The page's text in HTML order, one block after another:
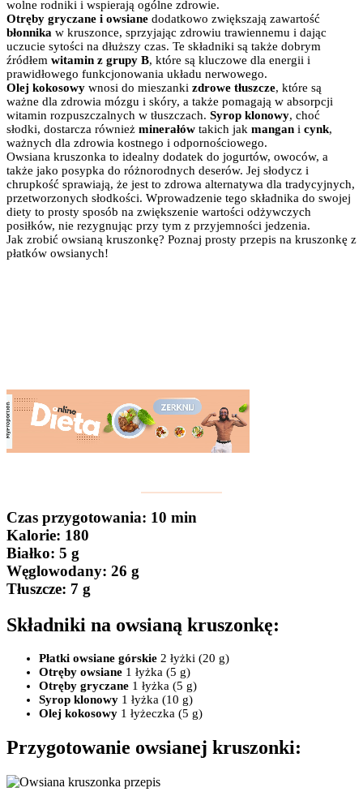
wolne rodniki i wspierają ogólne zdrowie.
Otręby gryczane i owsiane dodatkowo zwiększają zawartość
błonnika w kruszonce, sprzyjając zdrowiu trawiennemu i dając
uczucie sytości na dłuższy czas. Te składniki są także dobrym
źródłem witamin z grupy B, które są kluczowe dla energii i
prawidłowego funkcjonowania układu nerwowego.
Olej kokosowy wnosi do mieszanki zdrowe tłuszcze, które są
ważne dla zdrowia mózgu i skóry, a także pomagają w absorpcji
witamin rozpuszczalnych w tłuszczach. Syrop klonowy, choć
słodki, dostarcza również minerałów takich jak mangan i cynk,
ważnych dla zdrowia kostnego i odpornościowego.
Owsiana kruszonka to idealny dodatek do jogurtów, owoców, a
także jako posypka do różnorodnych deserów. Jej słodycz i
chrupkość sprawiają, że jest to zdrowa alternatywa dla tradycyjnych,
przetworzonych słodkości. Wprowadzenie tego składnika do swojej
diety to prosty sposób na zwiększenie wartości odżywczych
posiłków, nie rezygnując przy tym z przyjemności jedzenia.
Jak zrobić owsianą kruszonkę? Poznaj prosty przepis na kruszonkę z
płatków owsianych!
Czas przygotowania: 10 min
Kalorie: 180
Białko: 5 g
Węglowodany: 26 g
Tłuszcze: 7 g
Składniki na owsianą kruszonkę:
Płatki owsiane górskie 2 łyżki (20 g)
Otręby owsiane 1 łyżka (5 g)
Otręby gryczane 1 łyżka (5 g)
Syrop klonowy 1 łyżka (10 g)
Olej kokosowy 1 łyżeczka (5 g)
Przygotowanie owsianej kruszonki: